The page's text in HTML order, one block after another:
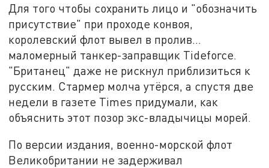
Для того чтобы сохранить лицо и "обозначить
присутствие" при проходе конвоя,
королевский флот вывел в пролив…
маломерный танкер-заправщик Tideforce.
"Британец" даже не рискнул приблизиться к
русским. Стармер молча утёрся, а спустя две
недели в газете Times придумали, как
объяснить этот позор экс-владычицы морей.
По версии издания, военно-морской флот
Великобритании не задерживал